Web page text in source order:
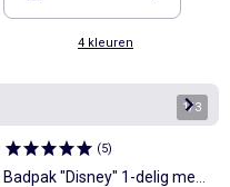
4 kleuren
1/3
(5)
Badpak "Disney" 1-delig met